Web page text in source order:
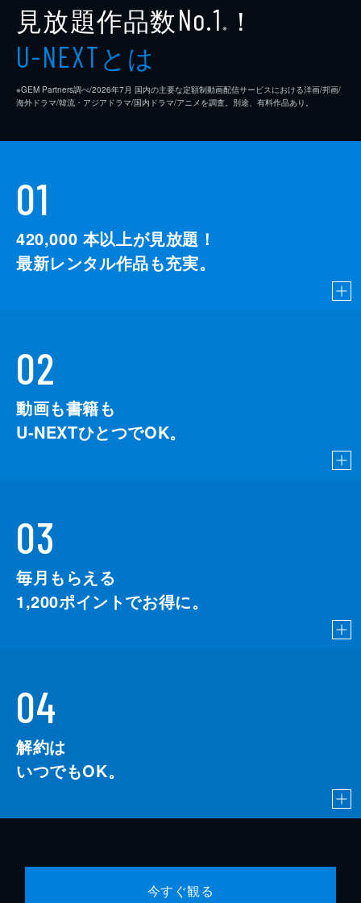
見放題作品数No.1 ※ ！
U-NEXTとは
※GEM Partners調べ/2026年7⽉ 国内の主要な定額制動画配信サービスにおける洋画/邦画/
海外ドラマ/韓流・アジアドラマ/国内ドラマ/アニメを調査。別途、有料作品あり。
01
420,000 本以上が見放題！
最新レンタル作品も充実。
02
動画も書籍も
U-NEXTひとつでOK。
03
毎月もらえる
1,200ポイントでお得に。
04
解約は
いつでもOK。
今すぐ観る